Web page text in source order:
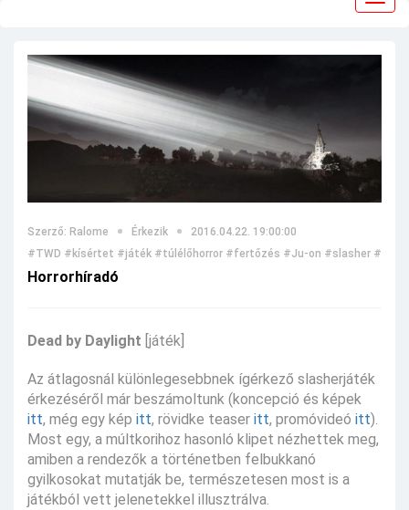
Szerző: Ralome Érkezik
2016.04.22. 19:00:00
#TWD #kísértet #játék #túlélőhorror #fertőzés #Ju-on #slasher
Horrorhíradó
Dead by Daylight [játék]
Az átlagosnál különlegesebbnek ígérkező slasherjáték
érkezéséről már beszámoltunk (koncepció és képek
itt, még egy kép itt, rövidke teaser itt, promóvideó itt).
Most egy, a múltkorihoz hasonló klipet nézhettek meg,
amiben a rendezők a történetben felbukkanó
gyilkosokat mutatják be, természetesen most is a
játékból vett jelenetekkel illusztrálva.